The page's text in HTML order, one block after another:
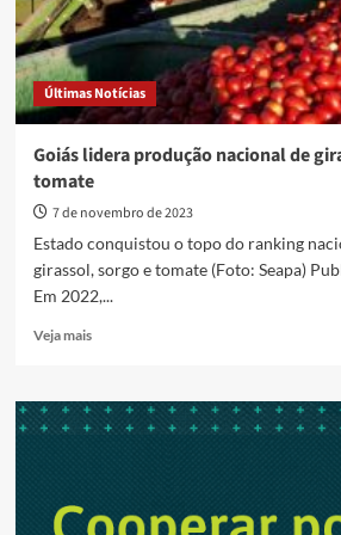
Últimas Notícias
Goiás lidera produção nacional de
tomate
7 de novembro de 2023
Estado conquistou o topo do ranking
girassol, sorgo e tomate (Foto: Seapa)
Em 2022,...
Veja maisRead
Goiás
lidera
girassol,